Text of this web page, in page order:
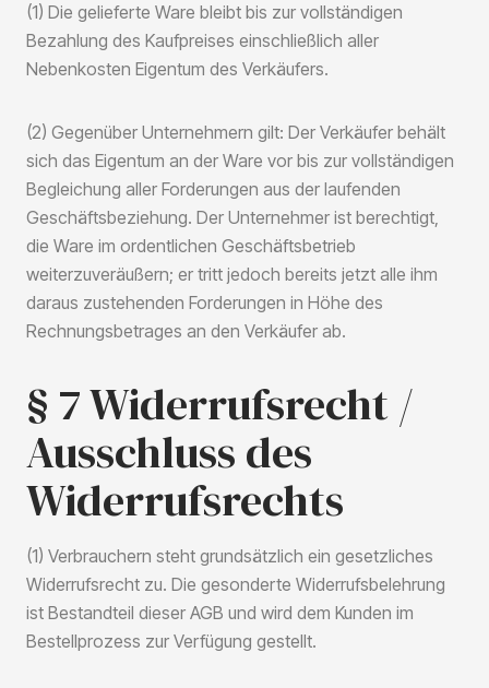
(1) Die gelieferte Ware bleibt bis zur vollständigen
Bezahlung des Kaufpreises einschließlich aller
Nebenkosten Eigentum des Verkäufers.
(2) Gegenüber Unternehmern gilt: Der Verkäufer behält
sich das Eigentum an der Ware vor bis zur vollständigen
Begleichung aller Forderungen aus der laufenden
Geschäftsbeziehung. Der Unternehmer ist berechtigt,
die Ware im ordentlichen Geschäftsbetrieb
weiterzuveräußern; er tritt jedoch bereits jetzt alle ihm
daraus zustehenden Forderungen in Höhe des
Rechnungsbetrages an den Verkäufer ab.
§ 7 Widerrufsrecht /
Ausschluss des
Widerrufsrechts
(1) Verbrauchern steht grundsätzlich ein gesetzliches
Widerrufsrecht zu. Die gesonderte Widerrufsbelehrung
ist Bestandteil dieser AGB und wird dem Kunden im
Bestellprozess zur Verfügung gestellt.